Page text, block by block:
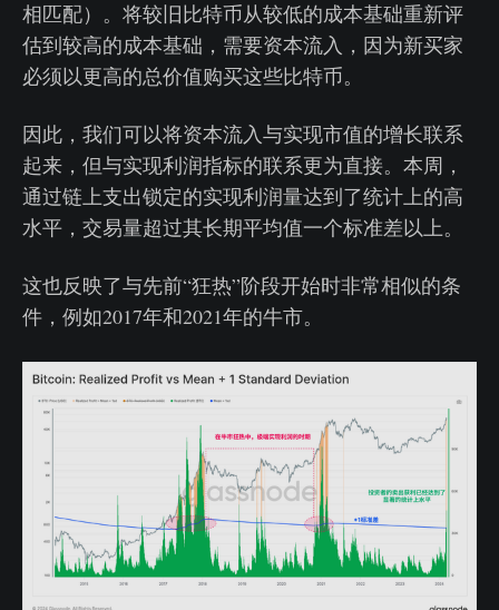
相匹配）。将较旧比特币从较低的成本基础重新评
估到较高的成本基础，需要资本流入，因为新买家
必须以更高的总价值购买这些比特币。
因此，我们可以将资本流入与实现市值的增长联系
起来，但与实现利润指标的联系更为直接。本周，
通过链上支出锁定的实现利润量达到了统计上的高
水平，交易量超过其长期平均值一个标准差以上。
这也反映了与先前“狂热”阶段开始时非常相似的条
件，例如2017年和2021年的牛市。